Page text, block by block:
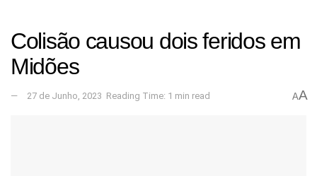
Colisão causou dois feridos em
Midões
27 de Junho, 2023 Reading Time: 1 min read AA